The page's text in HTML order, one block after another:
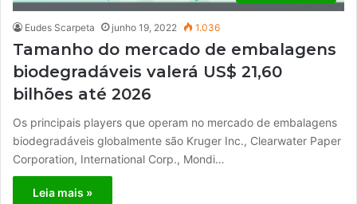
Eudes Scarpeta junho 19, 2022 1.036
Tamanho do mercado de embalagens
biodegradáveis ​​valerá US$ 21,60
bilhões até 2026
Os principais players que operam no mercado de embalagens
biodegradáveis ​​globalmente são Kruger Inc., Clearwater Paper
Corporation, International Corp., Mondi…
Leia mais »